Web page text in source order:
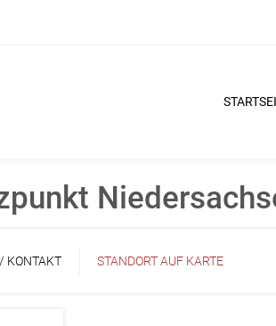
KONTAKT STANDORT AUF KARTE